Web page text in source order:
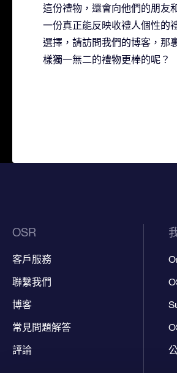
這份禮物，還會向他們的朋友
一份真正能反映收禮人個性的
選擇，請訪問我們的博客，那
樣獨一無二的禮物更棒的呢？
OSR
客戶服務
聯繫我們
博客
常見問題解答
評論